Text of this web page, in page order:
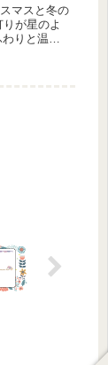
マスと冬の
が星のよ
りと温か